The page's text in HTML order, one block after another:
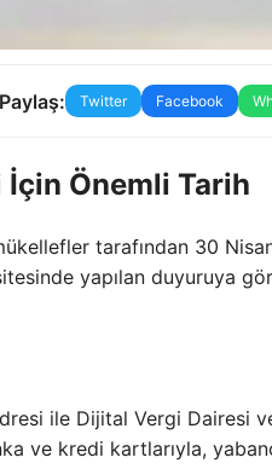
Paylaş: Twitter Facebook
Önemli Tarih
tarafından 30
yapılan duyuruya
ile Dijital Vergi Dairesi
ve kredi kartlarıyla,